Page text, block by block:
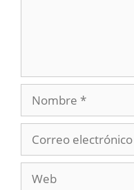
Nombre
electrónico